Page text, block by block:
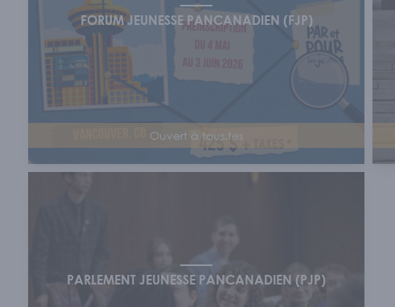
FORUM JEUNESSE PANCANADIEN (FJP)
Ouvert à tous.tes
PARLEMENT JEUNESSE PANCANADIEN (PJP)